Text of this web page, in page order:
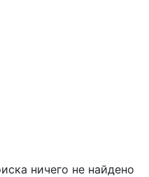
ничего не найдено